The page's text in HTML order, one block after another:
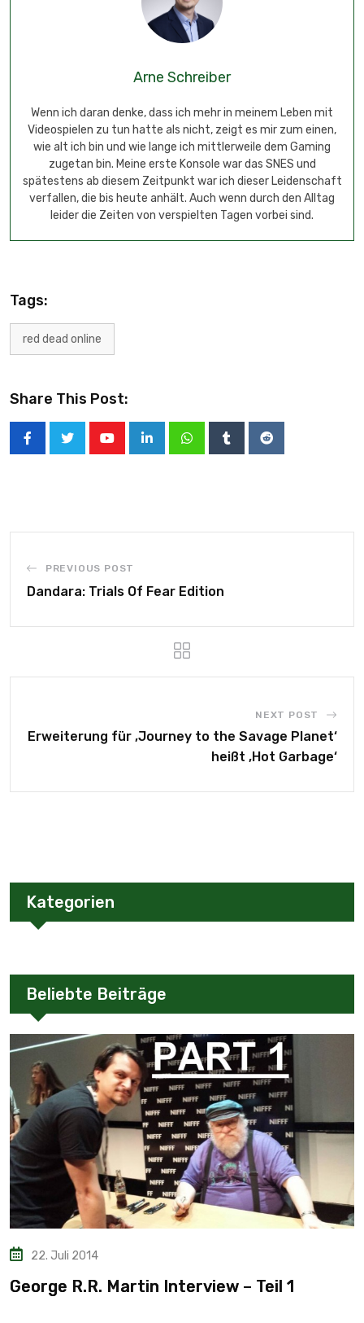
Arne Schreiber
Wenn ich daran denke, dass ich mehr in meinem Leben mit
Videospielen zu tun hatte als nicht, zeigt es mir zum einen,
wie alt ich bin und wie lange ich mittlerweile dem Gaming
zugetan bin. Meine erste Konsole war das SNES und
spätestens ab diesem Zeitpunkt war ich dieser Leidenschaft
verfallen, die bis heute anhält. Auch wenn durch den Alltag
leider die Zeiten von verspielten Tagen vorbei sind.
Tags:
red dead online
Share This Post:
PREVIOUS POST
Dandara: Trials Of Fear Edition
NEXT POST
Erweiterung für ‚Journey to the Savage Planet‘
heißt ‚Hot Garbage‘
Kategorien
Beliebte Beiträge
22. Juli 2014
George R.R. Martin Interview – Teil 1